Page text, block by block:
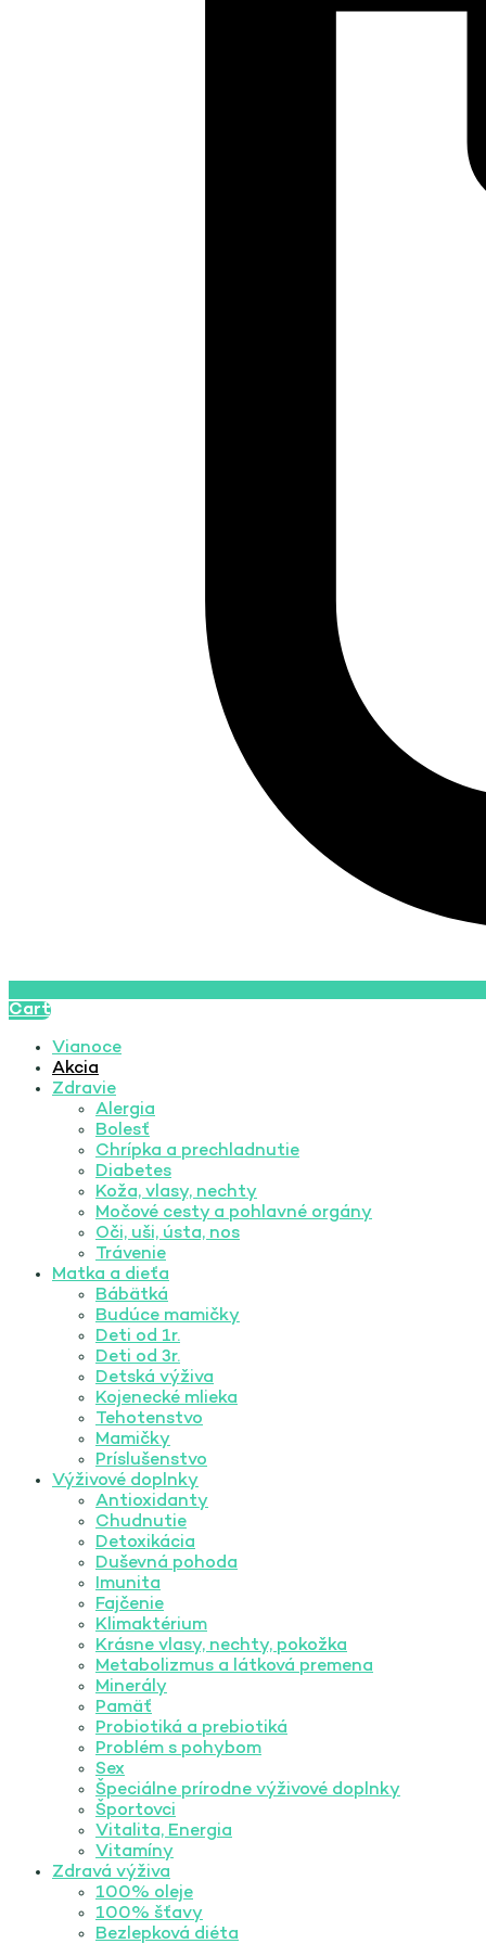
Cart
Vianoce
Akcia
Zdravie
Alergia
Bolesť
Chrípka a prechladnutie
Diabetes
Koža, vlasy, nechty
Močové cesty a pohlavné orgány
Oči, uši, ústa, nos
Trávenie
Matka a dieťa
Bábätká
Budúce mamičky
Deti od 1r.
Deti od 3r.
Detská výživa
Kojenecké mlieka
Tehotenstvo
Mamičky
Príslušenstvo
Výživové doplnky
Antioxidanty
Chudnutie
Detoxikácia
Duševná pohoda
Imunita
Fajčenie
Klimaktérium
Krásne vlasy, nechty, pokožka
Metabolizmus a látková premena
Minerály
Pamäť
Probiotiká a prebiotiká
Problém s pohybom
Sex
Špeciálne prírodne výživové doplnky
Športovci
Vitalita, Energia
Vitamíny
Zdravá výživa
100% oleje
100% šťavy
Bezlepková diéta